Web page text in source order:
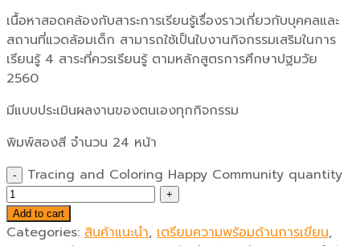
เนื้อหาสอดคล้องกับสาระการเรียนรู้เรื่องราวเกี่ยวกับบุคคลและ
สถานที่แวดล้อมเด็ก สามารถใช้เป็นใบงานกิจกรรมเสริมในการ
เรียนรู้ 4 สาระที่ควรเรียนรู้ ตามหลักสูตรการศึกษาปฐมวัย
2560
มีแบบประเมินผลงานของตนเองทุกกิจกรรม
พิมพ์สองสี จำนวน 24 หน้า
Tracing and Coloring Happy Community quantity
Add to cart
Categories: สินค้าแนะนำ, เตรียมความพร้อมด้านการเขียน,